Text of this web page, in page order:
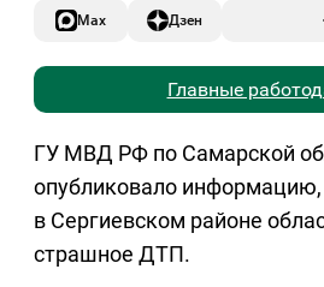
Max Дзен
Главные
ГУ МВД РФ по Самарской
опубликовало информацию,
в Сергиевском районе
страшное ДТП.